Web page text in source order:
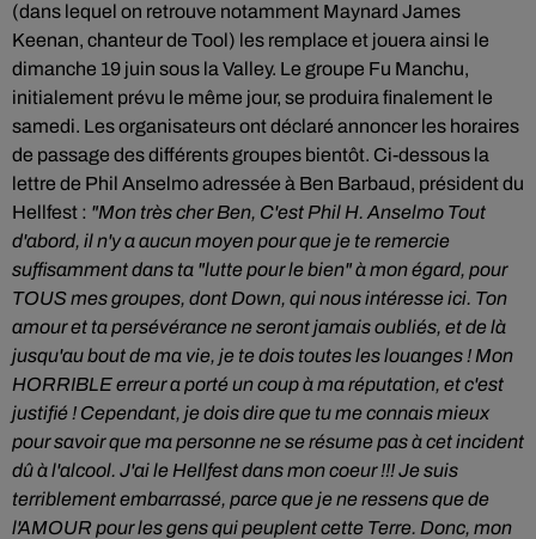
(dans lequel on retrouve notamment Maynard James
Keenan, chanteur de Tool) les remplace et jouera ainsi le
dimanche 19 juin sous la Valley. Le groupe Fu Manchu,
initialement prévu le même jour, se produira finalement le
samedi. Les organisateurs ont déclaré annoncer les horaires
de passage des différents groupes bientôt. Ci-dessous la
lettre de Phil Anselmo adressée à Ben Barbaud, président du
Hellfest : "Mon très cher Ben, C'est Phil H. Anselmo Tout
d'abord, il n'y a aucun moyen pour que je te remercie
suffisamment dans ta "lutte pour le bien" à mon égard, pour
TOUS mes groupes, dont Down, qui nous intéresse ici. Ton
amour et ta persévérance ne seront jamais oubliés, et de là
jusqu'au bout de ma vie, je te dois toutes les louanges ! Mon
HORRIBLE erreur a porté un coup à ma réputation, et c'est
justifié ! Cependant, je dois dire que tu me connais mieux
pour savoir que ma personne ne se résume pas à cet incident
dû à l'alcool. J'ai le Hellfest dans mon coeur !!!Je suis
terriblement embarrassé, parce que je ne ressens que de
l'AMOUR pour les gens qui peuplent cette Terre. Donc, mon